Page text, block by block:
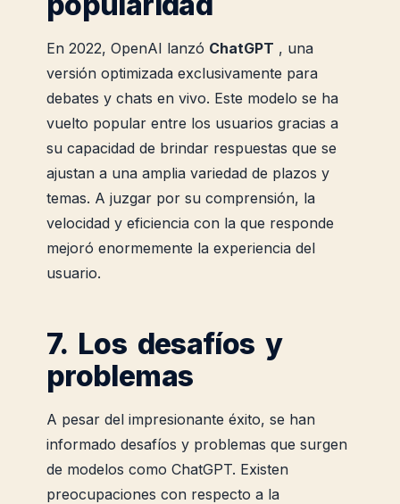
En 2022, OpenAI lanzó ChatGPT , una
versión optimizada exclusivamente para
debates y chats en vivo. Este modelo se ha
vuelto popular entre los usuarios gracias a
su capacidad de brindar respuestas que se
ajustan a una amplia variedad de plazos y
temas. A juzgar por su comprensión, la
velocidad y eficiencia con la que responde
mejoró enormemente la experiencia del
usuario.
7. Los desafíos y
problemas
A pesar del impresionante éxito, se han
informado desafíos y problemas que surgen
de modelos como ChatGPT. Existen
preocupaciones con respecto a la